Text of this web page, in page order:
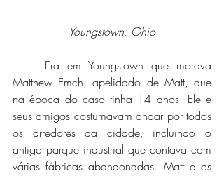
Youngstown, Ohio
Matthew Emch, apelidado de Matt, que
na época do caso tinha 14 anos. Ele e
seus amigos costumavam andar por todos
os arredores da cidade, incluindo o
antigo parque industrial que contava com
várias fábricas abandonadas. Matt e os